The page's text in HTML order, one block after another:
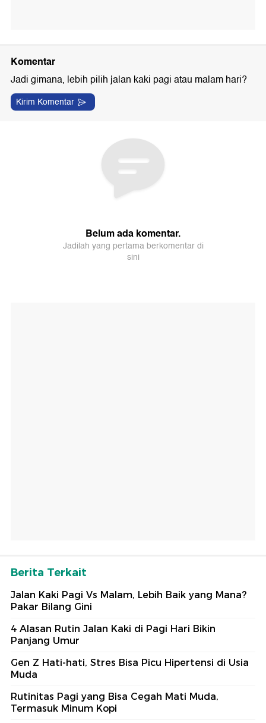
Berita Terkait
Jalan Kaki Pagi Vs Malam, Lebih Baik yang Mana?
Pakar Bilang Gini
4 Alasan Rutin Jalan Kaki di Pagi Hari Bikin
Panjang Umur
Gen Z Hati-hati, Stres Bisa Picu Hipertensi di Usia
Muda
Rutinitas Pagi yang Bisa Cegah Mati Muda,
Termasuk Minum Kopi